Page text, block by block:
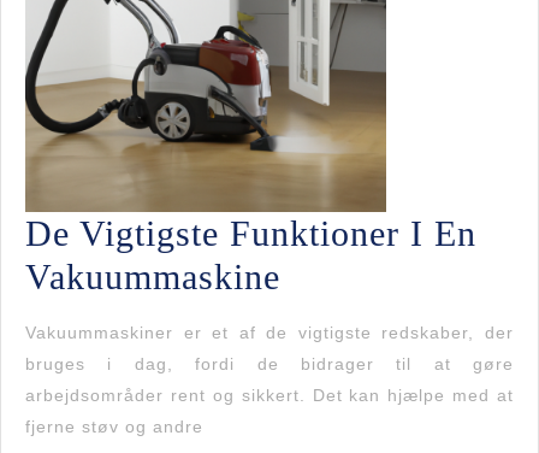
De Vigtigste Funktioner I En
Vakuummaskine
Vigtigste
Funktioner
I
Vakuummaskiner er et af de vigtigste redskaber, der
bruges i dag, fordi de bidrager til at gøre
arbejdsområder rent og sikkert. Det kan hjælpe med at
fjerne støv og andre